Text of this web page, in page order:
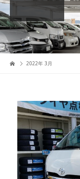
2022年 3月